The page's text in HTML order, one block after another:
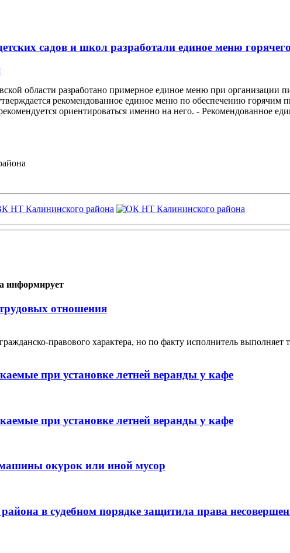
садов и школ разработали единое меню
области разработано примерное единое меню при
рекомендованное единое меню по обеспечению горячим
ориентироваться именно на него. - Рекомендованное
информирует
отношения
правового характера, но по факту исполнитель
при установке летней веранды у кафе
при установке летней веранды у кафе
окурок или иной мусор
в судебном порядке защитила права